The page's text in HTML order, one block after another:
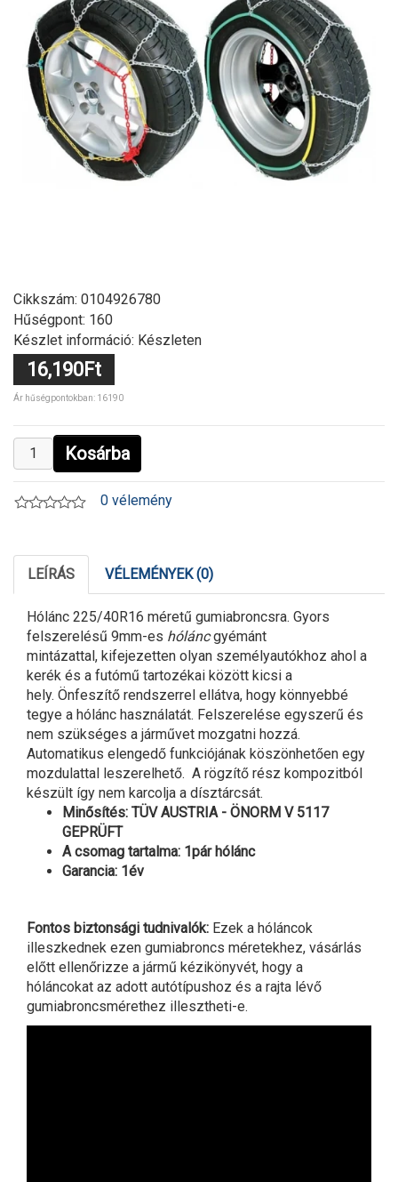
Cikkszám: 0104926780
Hűségpont: 160
Készlet információ: Készleten
16,190Ft
Ár hűségpontokban: 16190
Kosárba
0 vélemény
LEÍRÁS VÉLEMÉNYEK (0)
Hólánc 225/40R16 méretű gumiabroncsra. Gyors
felszerelésű 9mm-es hóláncgyémánt
mintázattal, kifejezetten olyan személyautókhoz ahol a
kerék és a futómű tartozékai között kicsi a
hely. Önfeszítő rendszerrel ellátva, hogy könnyebbé
tegye a hólánc használatát. Felszerelése egyszerű és
nem szükséges a járművet mozgatni hozzá.
Automatikus elengedő funkciójának köszönhetően egy
mozdulattal leszerelhető. A rögzítő rész kompozitból
készült így nem karcolja a dísztárcsát.
Minősítés: TÜV AUSTRIA - ÖNORM V 5117
GEPRÜFT
A csomag tartalma: 1pár hólánc
Garancia: 1év
Fontos biztonsági tudnivalók: Ezek a hóláncok
illeszkednek ezen gumiabroncs méretekhez, vásárlás
előtt ellenőrizze a jármű kézikönyvét, hogy a
hóláncokat az adott autótípushoz és a rajta lévő
gumiabroncsmérethez illesztheti-e.